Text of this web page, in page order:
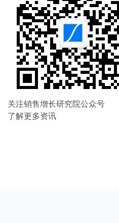
关注销售增长研究院公众号
了解更多资讯